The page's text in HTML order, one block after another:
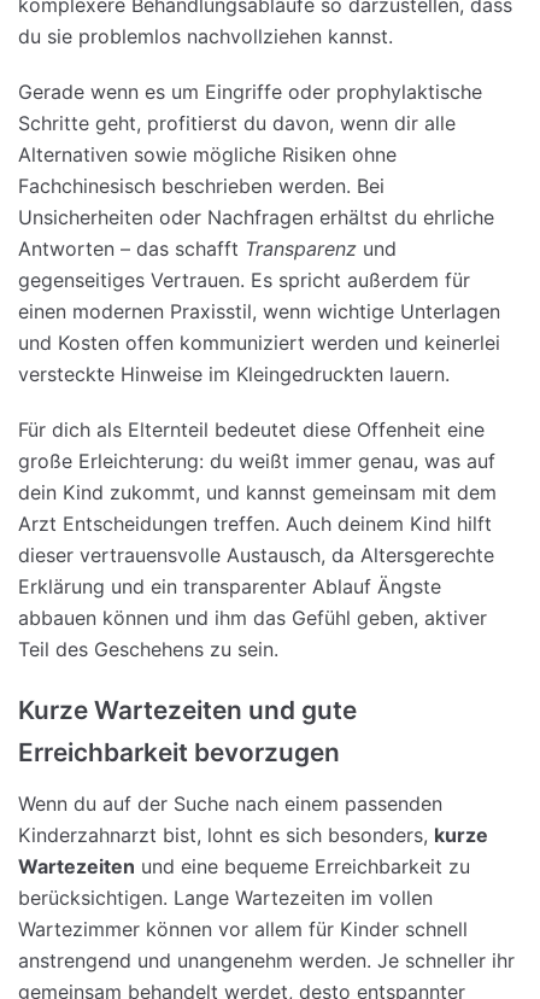
du sie problemlos nachvollziehen kannst.
Gerade wenn es um Eingriffe oder prophylaktische
Schritte geht, profitierst du davon, wenn dir alle
Alternativen sowie mögliche Risiken ohne
Fachchinesisch beschrieben werden. Bei
Unsicherheiten oder Nachfragen erhältst du ehrliche
Antworten – das schafft Transparenz und
gegenseitiges Vertrauen. Es spricht außerdem für
einen modernen Praxisstil, wenn wichtige Unterlagen
und Kosten offen kommuniziert werden und keinerlei
versteckte Hinweise im Kleingedruckten lauern.
Für dich als Elternteil bedeutet diese Offenheit eine
große Erleichterung: du weißt immer genau, was auf
dein Kind zukommt, und kannst gemeinsam mit dem
Arzt Entscheidungen treffen. Auch deinem Kind hilft
dieser vertrauensvolle Austausch, da Altersgerechte
Erklärung und ein transparenter Ablauf Ängste
abbauen können und ihm das Gefühl geben, aktiver
Teil des Geschehens zu sein.
Kurze Wartezeiten und gute
Erreichbarkeit bevorzugen
Wenn du auf der Suche nach einem passenden
Kinderzahnarzt bist, lohnt es sich besonders, kurze
Wartezeiten und eine bequeme Erreichbarkeit zu
berücksichtigen. Lange Wartezeiten im vollen
Wartezimmer können vor allem für Kinder schnell
anstrengend und unangenehm werden. Je schneller ihr
gemeinsam behandelt werdet, desto entspannter